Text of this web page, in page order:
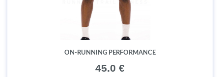
ON-RUNNING PERFORMANCE
45.0 €